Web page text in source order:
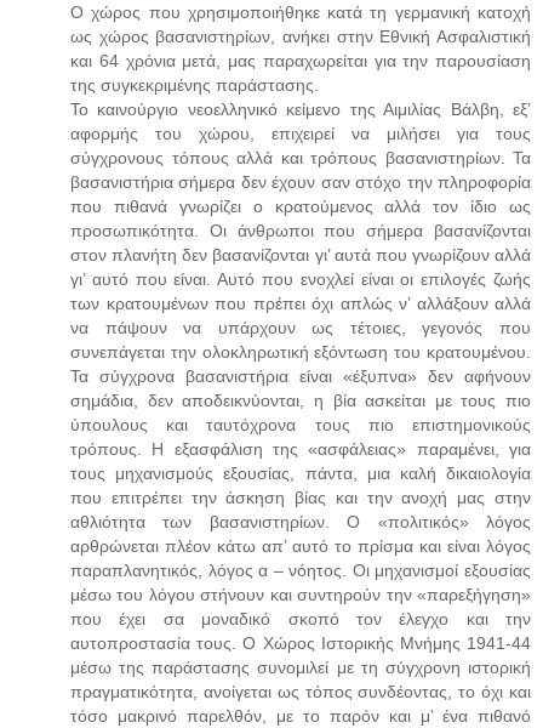
Ο χώρος που χρησιμοποιήθηκε κατά τη γερμανική κατοχή
ως χώρος βασανιστηρίων, ανήκει στην Εθνική Ασφαλιστική
και 64 χρόνια μετά, μας παραχωρείται για την παρουσίαση
της συγκεκριμένης παράστασης.
Το καινούργιο νεοελληνικό κείμενο της Αιμιλίας Βάλβη, εξ’
αφορμής του χώρου, επιχειρεί να μιλήσει για τους
σύγχρονους τόπους αλλά και τρόπους βασανιστηρίων. Τα
βασανιστήρια σήμερα δεν έχουν σαν στόχο την πληροφορία
που πιθανά γνωρίζει ο κρατούμενος αλλά τον ίδιο ως
προσωπικότητα. Οι άνθρωποι που σήμερα βασανίζονται
στον πλανήτη δεν βασανίζονται γι’ αυτά που γνωρίζουν αλλά
γι’ αυτό που είναι. Αυτό που ενοχλεί είναι οι επιλογές ζωής
των κρατουμένων που πρέπει όχι απλώς ν’ αλλάξουν αλλά
να πάψουν να υπάρχουν ως τέτοιες, γεγονός που
συνεπάγεται την ολοκληρωτική εξόντωση του κρατουμένου.
Τα σύγχρονα βασανιστήρια είναι «έξυπνα» δεν αφήνουν
σημάδια, δεν αποδεικνύονται, η βία ασκείται με τους πιο
ύπουλους και ταυτόχρονα τους πιο επιστημονικούς
τρόπους. Η εξασφάλιση της «ασφάλειας» παραμένει, για
τους μηχανισμούς εξουσίας, πάντα, μια καλή δικαιολογία
που επιτρέπει την άσκηση βίας και την ανοχή μας στην
αθλιότητα των βασανιστηρίων. Ο «πολιτικός» λόγος
αρθρώνεται πλέον κάτω απ’ αυτό το πρίσμα και είναι λόγος
παραπλανητικός, λόγος α – νόητος. Οι μηχανισμοί εξουσίας
μέσω του λόγου στήνουν και συντηρούν την «παρεξήγηση»
που έχει σα μοναδικό σκοπό τον έλεγχο και την
αυτοπροστασία τους. Ο Χώρος Ιστορικής Μνήμης 1941-44
μέσω της παράστασης συνομιλεί με τη σύγχρονη ιστορική
πραγματικότητα, ανοίγεται ως τόπος συνδέοντας, το όχι και
τόσο μακρινό παρελθόν, με το παρόν και μ’ ένα πιθανό